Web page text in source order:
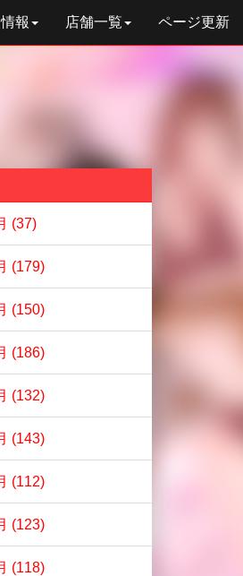
報 店舗一覧 ページ更新
(37)
(179)
(150)
(186)
(132)
(143)
(112)
(123)
(118)